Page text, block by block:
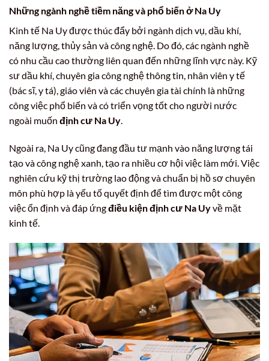
Những ngành nghề tiềm năng và phổ biến ở Na Uy
Kinh tế Na Uy được thúc đẩy bởi ngành dịch vụ, dầu khí,
năng lượng, thủy sản và công nghệ. Do đó, các ngành nghề
có nhu cầu cao thường liên quan đến những lĩnh vực này. Kỹ
sư dầu khí, chuyên gia công nghệ thông tin, nhân viên y tế
(bác sĩ, y tá), giáo viên và các chuyên gia tài chính là những
công việc phổ biến và có triển vọng tốt cho người nước
ngoài muốn định cư Na Uy.
Ngoài ra, Na Uy cũng đang đầu tư mạnh vào năng lượng tái
tạo và công nghệ xanh, tạo ra nhiều cơ hội việc làm mới. Việc
nghiên cứu kỹ thị trường lao động và chuẩn bị hồ sơ chuyên
môn phù hợp là yếu tố quyết định để tìm được một công
việc ổn định và đáp ứngđiều kiện định cư Na Uyvề mặt
kinh tế.